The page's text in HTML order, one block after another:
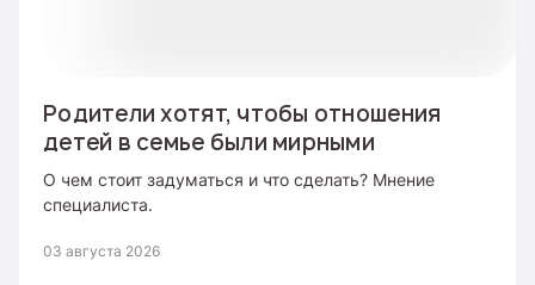
Родители хотят, чтобы отношения
детей в семье были мирными
О чем стоит задуматься и что сделать? Мнение
специалиста.
03 августа 2026